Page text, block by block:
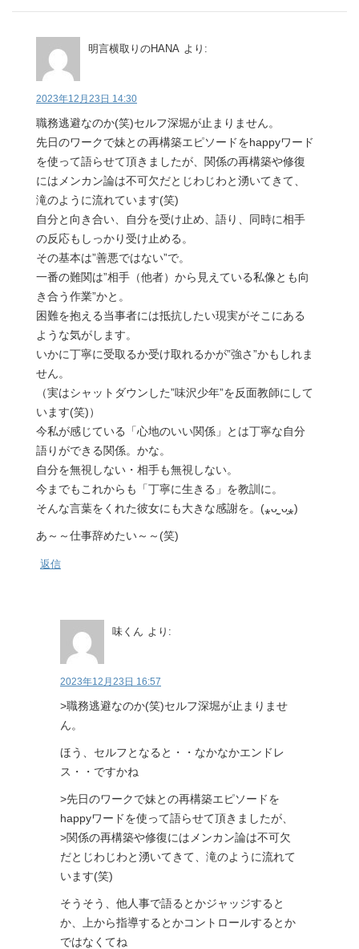
明言横取りのHANA より:
2023年12月23日 14:30
職務逃避なのか(笑)セルフ深堀が止まりません。
先日のワークで妹との再構築エピソードをhappyワード
を使って語らせて頂きましたが、関係の再構築や修復
にはメンカン論は不可欠だとじわじわと湧いてきて、
滝のように流れています(笑)
自分と向き合い、自分を受け止め、語り、同時に相手
の反応もしっかり受け止める。
その基本は”善悪ではない”で。
一番の難関は”相手（他者）から見えている私像とも向
き合う作業”かと。
困難を抱える当事者には抵抗したい現実がそこにある
ような気がします。
いかに丁寧に受取るか受け取れるかが”強さ”かもしれま
せん。
（実はシャットダウンした”味沢少年”を反面教師にして
います(笑)）
今私が感じている「心地のいい関係」とは丁寧な自分
語りができる関係。かな。
自分を無視しない・相手も無視しない。
今までもこれからも「丁寧に生きる」を教訓に。
そんな言葉をくれた彼女にも大きな感謝を。(⁎ᴗ͈ˬᴗ͈⁎)
あ～～仕事辞めたい～～(笑)
返信
味くん より:
2023年12月23日 16:57
>職務逃避なのか(笑)セルフ深堀が止まりませ
ん。
ほう、セルフとなると・・なかなかエンドレ
ス・・ですかね
>先日のワークで妹との再構築エピソードを
happyワードを使って語らせて頂きましたが、
>関係の再構築や修復にはメンカン論は不可欠
だとじわじわと湧いてきて、滝のように流れて
います(笑)
そうそう、他人事で語るとかジャッジすると
か、上から指導するとかコントロールするとか
ではなくてね